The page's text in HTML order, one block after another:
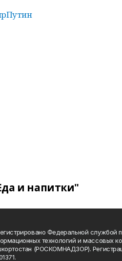
и напитки"
Федеральной службой
технологий и массовых
(РОСКОМНАДЗОР).